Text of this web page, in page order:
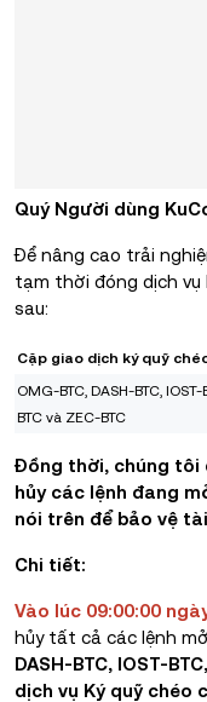
Quý Người dùng
Để nâng cao trải
tạm thời đóng dịch vụ
sau:
Cặp giao dịch ký quỹ
OMG-BTC, DASH-BTC, IOST-
BTC và ZEC-BTC
Đồng thời, chúng tôi
hủy các lệnh đang
nói trên để bảo vệ
Chi tiết:
Vào lúc 09:00:00
hủy tất cả các lệnh
DASH-BTC, IOST-
dịch vụ Ký quỹ chéo